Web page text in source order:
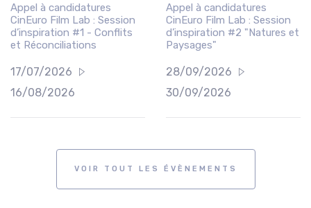
Appel à candidatures
CinEuro Film Lab : Session
d’inspiration #1 - Conflits
et Réconciliations
17/07/2026
16/08/2026
Appel à candidatures
CinEuro Film Lab : Session
d’inspiration #2 "Natures et
Paysages"
28/09/2026
30/09/2026
VOIR TOUT LES ÉVÈNEMENTS